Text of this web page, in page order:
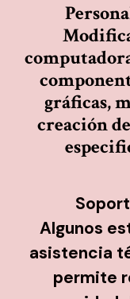
gráficas,
creación
Algunos
asistencia
permite